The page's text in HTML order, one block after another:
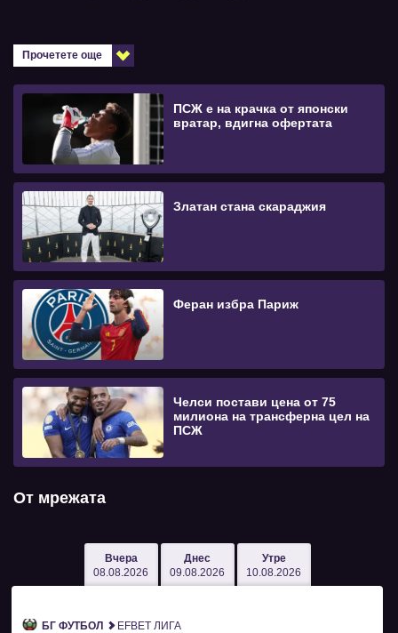
Прочетете още
ПСЖ е на крачка от японски
вратар, вдигна офертата
Златан стана скараджия
Феран избра Париж
Челси постави цена от 75
милиона на трансферна цел на
ПСЖ
От мрежата
Вчера
08.08.2026
Днес
09.08.2026
Утре
10.08.2026
БГ ФУТБОЛ EFBET ЛИГА